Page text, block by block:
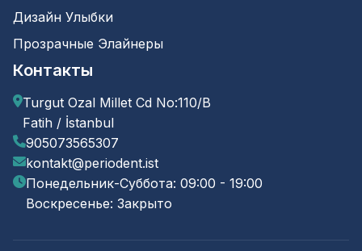
Дизайн Улыбки
Прозрачные Элайнеры
Контакты
Turgut Ozal Millet Cd No:110/B
Fatih / İstanbul
905073565307
kontakt@periodent.ist
Понедельник-Суббота: 09:00 - 19:00
Воскресенье: Закрыто